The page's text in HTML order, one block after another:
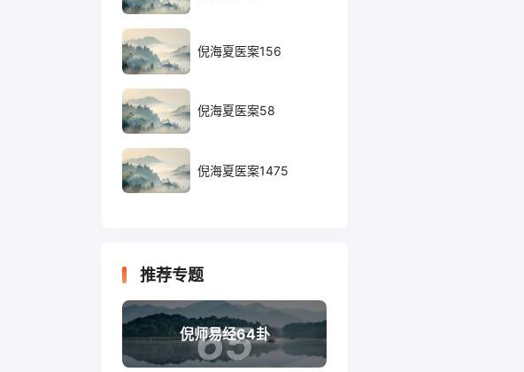
倪海夏医案156
倪海夏医案58
倪海夏医案1475
推荐专题
65
倪师易经64卦